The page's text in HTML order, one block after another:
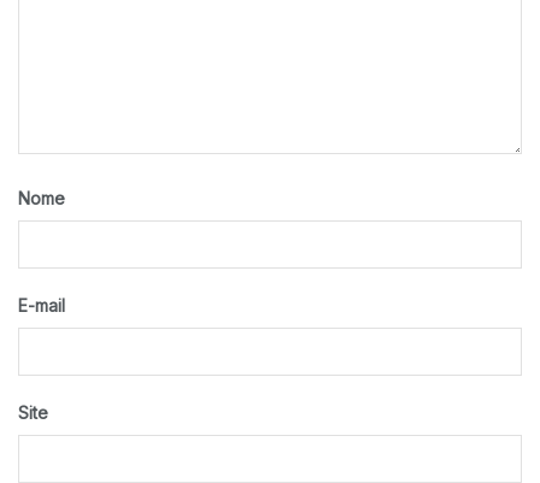
Nome
E-mail
Site